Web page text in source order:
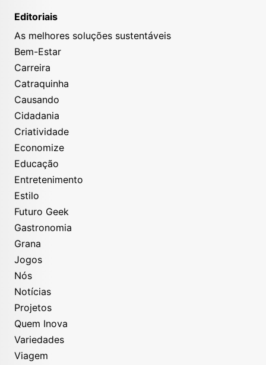
Editoriais
As melhores soluções sustentáveis
Bem-Estar
Carreira
Catraquinha
Causando
Cidadania
Criatividade
Economize
Educação
Entretenimento
Estilo
Futuro Geek
Gastronomia
Grana
Jogos
Nós
Notícias
Projetos
Quem Inova
Variedades
Viagem